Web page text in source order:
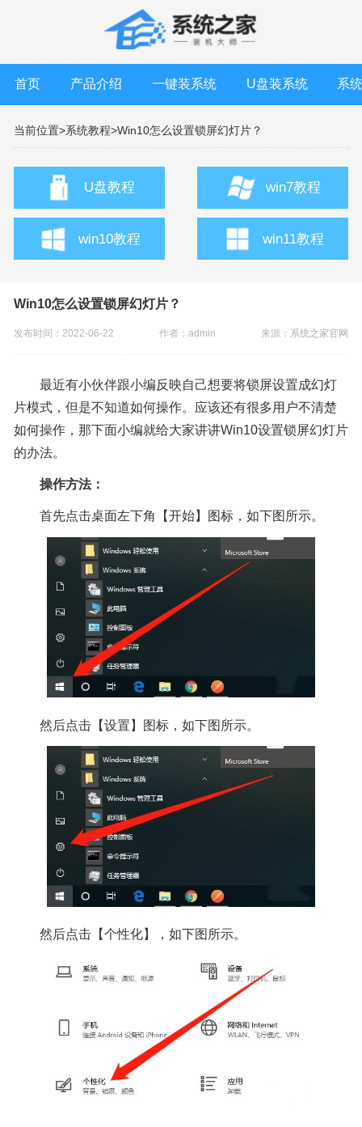
首页 产品介绍 一键装系统 U盘装系统 系
当前位置>系统教程>Win10怎么设置锁屏幻灯片？
U盘教程 win7教程
win10教程 win11教程
Win10怎么设置锁屏幻灯片？
发布时间：2022-06-22 作者：admin 来源： 系统之家官网
最近有小伙伴跟小编反映自己想要将锁屏设置成幻灯
片模式，但是不知道如何操作。应该还有很多用户不清楚
如何操作，那下面小编就给大家讲讲Win10设置锁屏幻灯片
的办法。
操作方法：
首先点击桌面左下角【开始】图标，如下图所示。
然后点击【设置】图标，如下图所示。
然后点击【个性化】，如下图所示。